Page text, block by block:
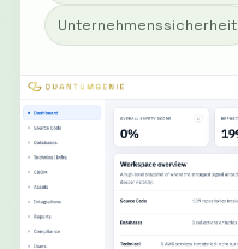
Unternehmenssicherheit